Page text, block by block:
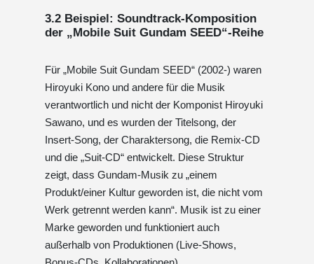
3.2 Beispiel: Soundtrack-Komposition
der „Mobile Suit Gundam SEED“-Reihe
Für „Mobile Suit Gundam SEED“ (2002-) waren
Hiroyuki Kono und andere für die Musik
verantwortlich und nicht der Komponist Hiroyuki
Sawano, und es wurden der Titelsong, der
Insert-Song, der Charaktersong, die Remix-CD
und die „Suit-CD“ entwickelt. Diese Struktur
zeigt, dass Gundam-Musik zu „einem
Produkt/einer Kultur geworden ist, die nicht vom
Werk getrennt werden kann“. Musik ist zu einer
Marke geworden und funktioniert auch
außerhalb von Produktionen (Live-Shows,